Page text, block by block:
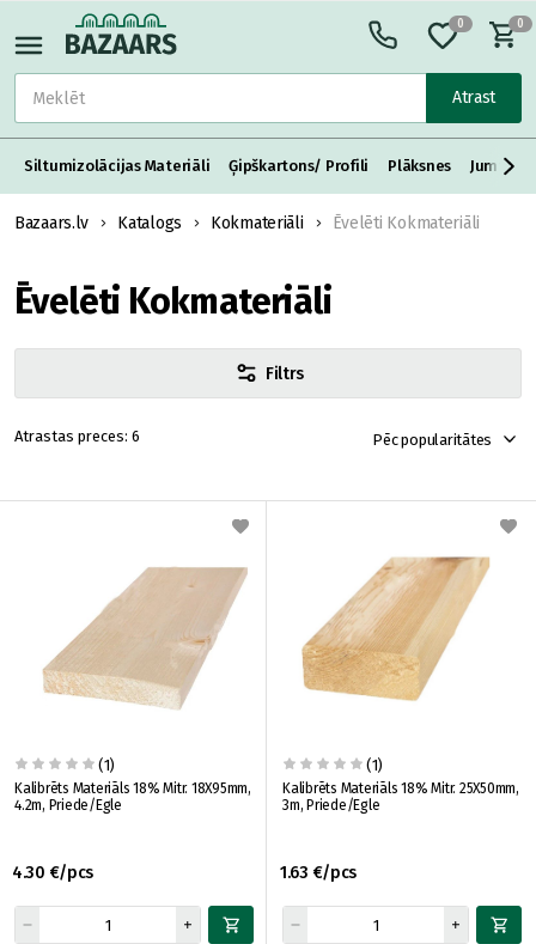
Atrast
0 0
Siltumizolācijas Materiāli Ģipškartons/ Profili Plāksnes Jumta
Bazaars.lv Katalogs Kokmateriāli Ēvelēti Kokmateriāli
Ēvelēti Kokmateriāli
Filtrs
6 Pēc popularitātes
(1)
Kalibrēts Materiāls 18% Mitr. 18X95mm,
4.2m, Priede/Egle
4.30 €/pcs
(1)
Kalibrēts Materiāls 18% Mitr. 25X50mm,
3m, Priede/Egle
1.63 €/pcs